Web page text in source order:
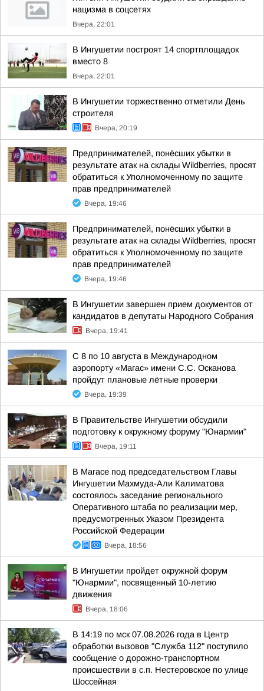
нацизма в соцсетях
Вчера, 22:01
В Ингушетии построят 14 спортплощадок
вместо 8
Вчера, 22:01
В Ингушетии торжественно отметили День
строителя
Вчера, 20:19
Предпринимателей, понёсших убытки в
результате атак на склады Wildberries, просят
обратиться к Уполномоченному по защите
прав предпринимателей
Вчера, 19:46
Предпринимателей, понёсших убытки в
результате атак на склады Wildberries, просят
обратиться к Уполномоченному по защите
прав предпринимателей
Вчера, 19:46
В Ингушетии завершен прием документов от
кандидатов в депутаты Народного Собрания
Вчера, 19:41
С 8 по 10 августа в Международном
аэропорту «Магас» имени С.С. Осканова
пройдут плановые лётные проверки
Вчера, 19:39
В Правительстве Ингушетии обсудили
подготовку к окружному форуму "Юнармии"
Вчера, 19:11
В Магасе под председательством Главы
Ингушетии Махмуда-Али Калиматова
состоялось заседание регионального
Оперативного штаба по реализации мер,
предусмотренных Указом Президента
Российской Федерации
Вчера, 18:56
В Ингушетии пройдет окружной форум
"Юнармии", посвященный 10-летию
движения
Вчера, 18:06
В 14:19 по мск 07.08.2026 года в Центр
обработки вызовов "Служба 112" поступило
сообщение о дорожно-транспортном
происшествии в с.п. Нестеровское по улице
Шоссейная